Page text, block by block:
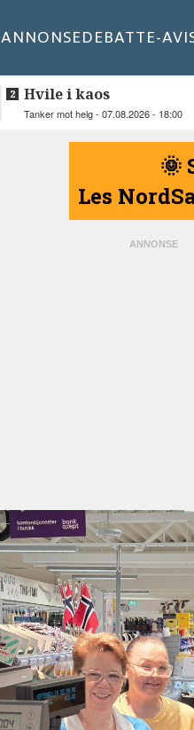
ANNONSEDEBATTE-
Hvile i kaos
Tanker mot helg - 07.08.2026 - 18:00
🌞
Les